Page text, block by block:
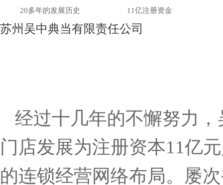
20多年的发展历史 11亿注册资金
苏州吴中典当有限责任公司
经过十几年的不懈努力
门店发展为注册资本11亿
的连锁经营网络布局。屡